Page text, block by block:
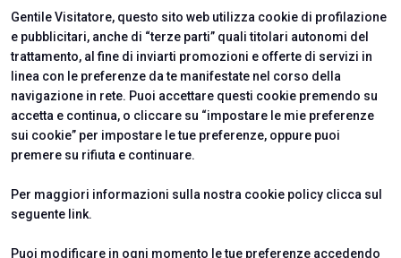
Gentile Visitatore, questo sito web utilizza cookie di profilazione
e pubblicitari, anche di “terze parti” quali titolari autonomi del
trattamento, al fine di inviarti promozioni e offerte di servizi in
linea con le preferenze da te manifestate nel corso della
navigazione in rete. Puoi accettare questi cookie premendo su
accetta e continua, o cliccare su “impostare le mie preferenze
sui cookie” per impostare le tue preferenze, oppure puoi
premere su rifiuta e continuare.
Per maggiori informazioni sulla nostra cookie policy clicca sul
seguente link.
Puoi modificare in ogni momento le tue preferenze accedendo